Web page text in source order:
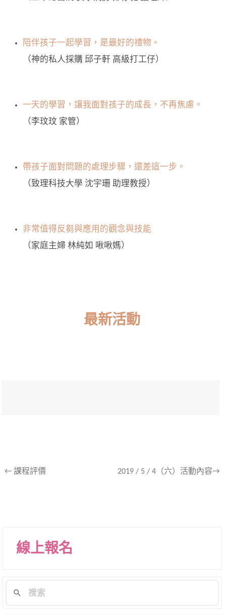
陪伴孩子一起學習，是最好的禮物。
（神的私人採購 邱子軒 高級打工仔）
一天的學習，讓我面對孩子的成長，不再焦慮。
（李玟玟 家管）
帶孩子面對問題的處理步驟，還差這一步。
（致理科技大學 沈宇珊 助理教授）
非常值得反芻與應用的觀念與技能
（家庭主婦 林純如 啾啾媽）
最新活動
文
← 課程評價 2019 / 5 / 4（六）活動內容→
線上報名